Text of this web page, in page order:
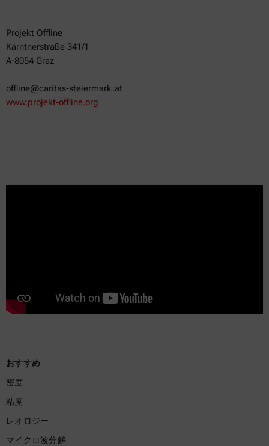
Projekt Offline
Kärntnerstraße 341/1
A-8054 Graz
offline@caritas-steiermark.at
www.projekt-offline.org
おすすめ
密度
粘度
レオロジー
マイクロ波分解